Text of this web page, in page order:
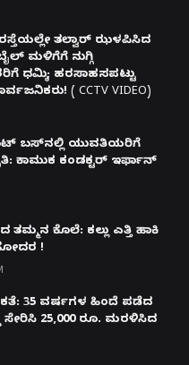
ತಲ್ವಾರ್ ಝಳಪಿಸಿದ
ಮಳಿಗೆಗೆ ನುಗ್ಗಿ
ಧಮ್ಕಿ; ಹರಸಾಹಸಪಟ್ಟು
( CCTV VIDEO)
ಬಸ್‌ನಲ್ಲಿ ಯುವತಿಯರಿಗೆ
ಕಾಮುಕ ಕಂಡಕ್ಟರ್ ಇರ್ಫಾನ್
ತಮ್ಮನ ಕೊಲೆ: ಕಲ್ಲು ಎತ್ತಿ ಹಾಕಿ
!
35 ವರ್ಷಗಳ ಹಿಂದೆ ಪಡೆದ
ಸೇರಿಸಿ 25,000 ರೂ. ಮರಳಿಸಿದ